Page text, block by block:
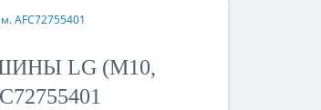
AFC72755401
LG (М10,